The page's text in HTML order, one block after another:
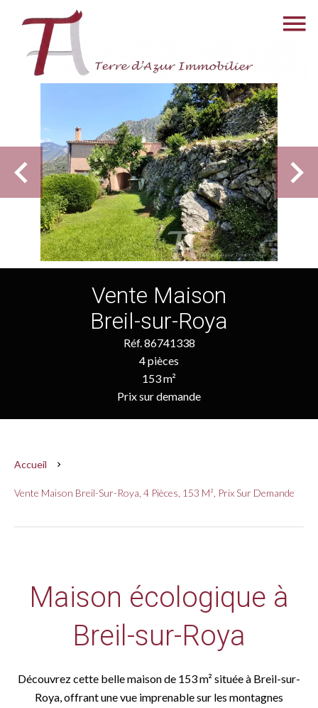
Vente Maison
Breil-sur-Roya
Réf. 86741338
4 pièces
153 m²
Prix sur demande
Accueil
Vente Maison Breil-Sur-Roya, 4 Pièces, 153 M², Prix Sur Demande
Maison écologique à
Breil-sur-Roya
Découvrez cette belle maison de 153 m² située à Breil-sur-
Roya, offrant une vue imprenable sur les montagnes